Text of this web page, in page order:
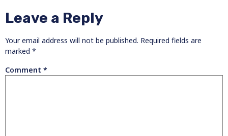
Leave a Reply
Your email address will not be published. Required fields are
marked *
Comment *